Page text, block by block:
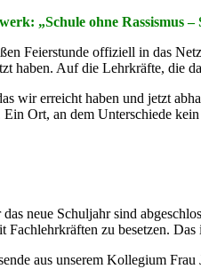
„Schule ohne Rassismus –
Feierstunde offiziell in das
haben. Auf die Lehrkräfte, die
wir erreicht haben und jetzt
Ort, an dem Unterschiede
neue Schuljahr sind
Fachlehrkräften zu besetzen.
aus unserem Kollegium